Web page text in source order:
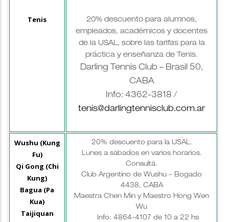
Tenis
20% descuento para alumnos,
empleados, académicos y docentes
de la USAL, sobre las tarifas para la
práctica y enseñanza de Tenis.
Darling Tennis Club – Brasil 50,
CABA
Info: 4362-3818 /
tenis@darlingtennisclub.com.ar
Wushu (Kung
Fu)
Qi Gong (Chi
Kung)
Bagua (Pa
Kua)
Taijiquan
20% descuento para la USAL.
Lunes a sábados en varios horarios.
Consultá.
Club Argentino de Wushu – Bogado
4438, CABA
Maestra Chen Min y Maestro Hong Wen
Wu
Info: 4864-4107 de 10 a 22 hs